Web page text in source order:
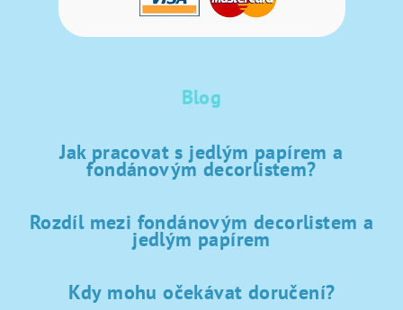
Blog
Jak pracovat s jedlým papírem a
fondánovým decorlistem?
Rozdíl mezi fondánovým decorlistem a
jedlým papírem
Kdy mohu očekávat doručení?